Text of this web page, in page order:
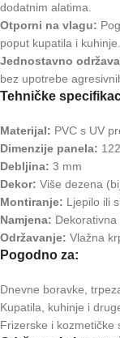
dodatnim alatima.
Otporni na vlagu:
poput kupatila i kuhinje.
Jednostavno
bez upotrebe
Tehničke
Materijal: PVC s UV
Dimenzije panela:
Debljina: 3 mm
Dekor: Više dezena
Montiranje: Ljepilo ili
Namjena:
Održavanje: Vlažna
Pogodno za:
Dnevne boravke,
Kupatila, kuhinje i
Frizerske i kozmetičke